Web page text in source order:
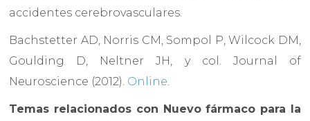
accidentes cerebrovasculares.
Bachstetter AD, Norris CM, Sompol P, Wilcock DM,
Goulding D, Neltner JH, y col. Journal of
Neuroscience (2012). Online.
Temas relacionados con Nuevo fármaco para la